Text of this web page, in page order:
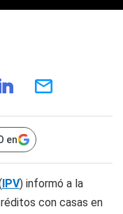
en
IPV) informó a la
con casas en